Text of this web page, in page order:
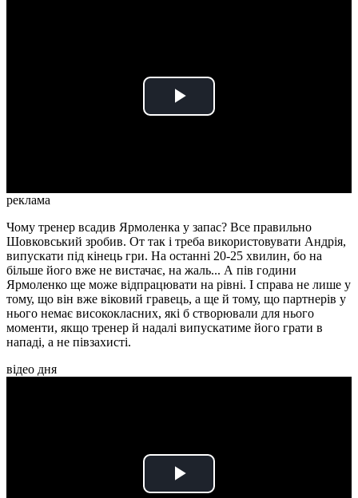
Play
реклама
Чому тренер всадив Ярмоленка у запас? Все правильно
Шовковський зробив. От так і треба використовувати Андрія,
випускати під кінець гри. На останні 20-25 хвилин, бо на
більше його вже не вистачає, на жаль... А пів години
Ярмоленко ще може відпрацювати на рівні. І справа не лише у
тому, що він вже віковий гравець, а ще й тому, що партнерів у
нього немає висококласних, які б створювали для нього
моменти, якщо тренер й надалі випускатиме його грати в
нападі, а не півзахисті.
відео дня
Play